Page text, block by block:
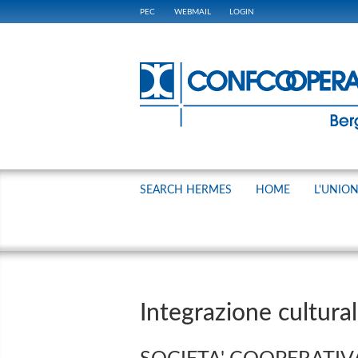
PEC WEBMAIL LOGIN
SEARCH HERMES HOME
Integrazione